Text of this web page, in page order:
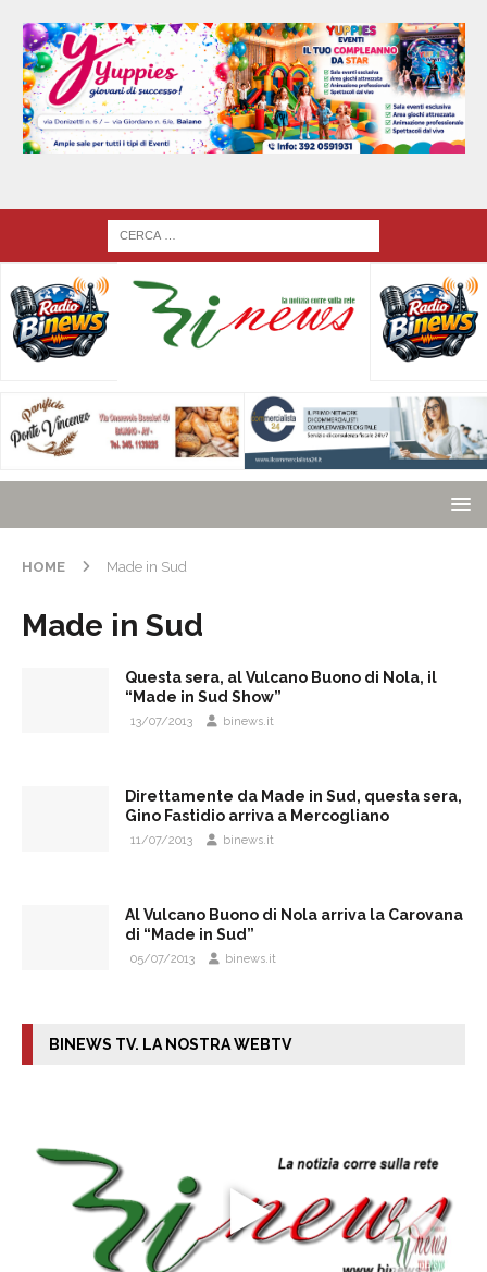
HOME Made in Sud
Made in Sud
Questa sera, al Vulcano Buono di Nola, il
“Made in Sud Show”
13/07/2013 binews.it
Direttamente da Made in Sud, questa sera,
Gino Fastidio arriva a Mercogliano
11/07/2013 binews.it
Al Vulcano Buono di Nola arriva la Carovana
di “Made in Sud”
05/07/2013 binews.it
BINEWS TV. LA NOSTRA WEBTV